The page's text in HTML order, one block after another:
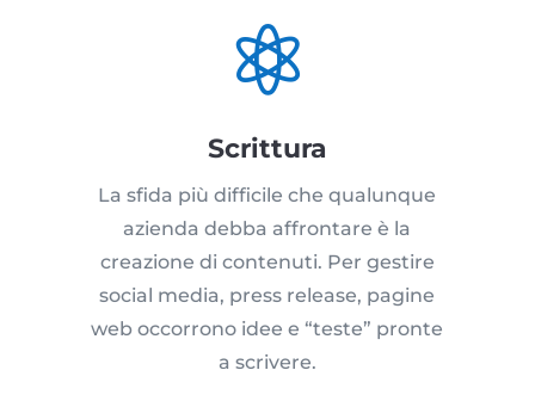

Scrittura
La sfida più difficile che qualunque
azienda debba affrontare è la
creazione di contenuti. Per gestire
social media, press release, pagine
web occorrono idee e “teste” pronte
a scrivere.